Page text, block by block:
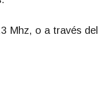
Mhz, o a través del